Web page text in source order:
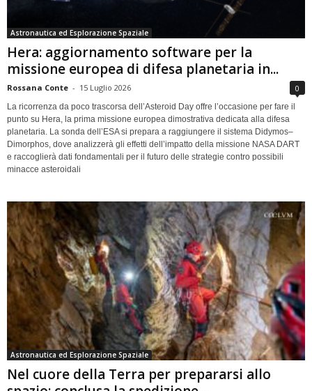
Astronautica ed Esplorazione Spaziale
Hera: aggiornamento software per la
missione europea di difesa planetaria in...
Rossana Conte - 15 Luglio 2026 0
La ricorrenza da poco trascorsa dell’Asteroid Day offre l’occasione per fare il
punto su Hera, la prima missione europea dimostrativa dedicata alla difesa
planetaria. La sonda dell’ESA si prepara a raggiungere il sistema Didymos–
Dimorphos, dove analizzerà gli effetti dell’impatto della missione NASA DART
e raccoglierà dati fondamentali per il futuro delle strategie contro possibili
minacce asteroidali
Astronautica ed Esplorazione Spaziale
Nel cuore della Terra per prepararsi allo